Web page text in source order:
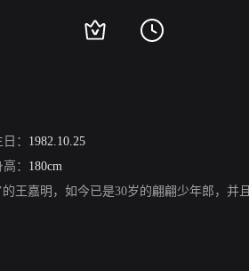
： 1982.10.25
： 180cm
王嘉明，如今已是30岁的翩翩少年郎，并且